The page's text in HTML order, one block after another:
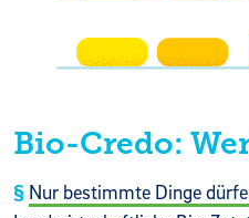
Bio-Credo:
Nur bestimmte Dinge